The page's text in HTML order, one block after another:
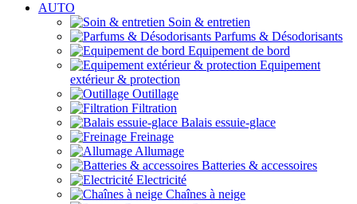
AUTO
Soin & entretien
Parfums & Désodorisants
Equipement de bord
Equipement
extérieur & protection
Outillage
Filtration
Balais essuie-glace
Freinage
Allumage
Batteries & accessoires
Electricité
Chaînes à neige